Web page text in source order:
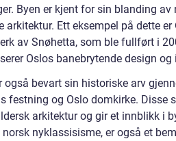
Byen er kjent for sin blanding
arkitektur. Ett eksempel på dette
av Snøhetta, som ble fullført i
Oslos banebrytende design
også bevart sin historiske arv
festning og Oslo domkirke. Disse
arkitektur og gir et innblikk i
nyklassisisme, er også et